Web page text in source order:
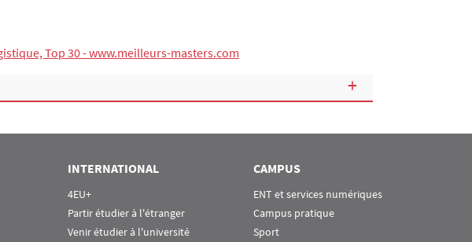
Top 30 -www.meilleurs-masters.com
INTERNATIONAL
4EU+
Partir étudier à l'étranger
Venir étudier à l'université
CAMPUS
ENT et services numériques
Campus pratique
Sport